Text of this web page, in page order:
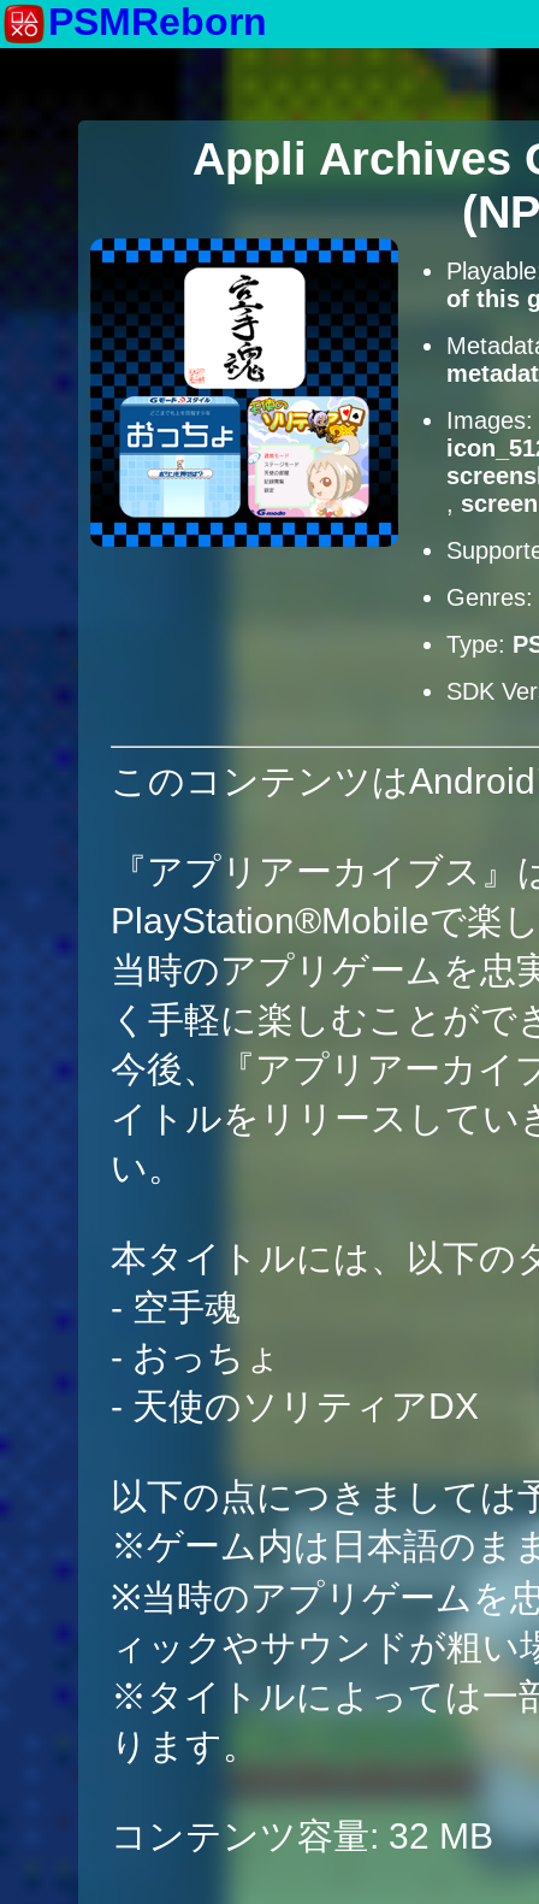
PSMReborn
Appli Archives
of this
Images:
,
Genres:
Type:
SDK
このコンテンツは
『アプリアーカイブス
PlayStation®Mobileで楽
当時のアプリゲームを忠
く手軽に楽しむことがで
今後、『アプリアーカイ
イトルをリリースしてい
い。
本タイトルには、以下の
- 空手魂
- おっちょ
- 天使のソリティアDX
以下の点につきましては
※ゲーム内は日本語のま
※当時のアプリゲームを
ィックやサウンドが粗い
※タイトルによっては一
ります。
コンテンツ容量: 32 MB